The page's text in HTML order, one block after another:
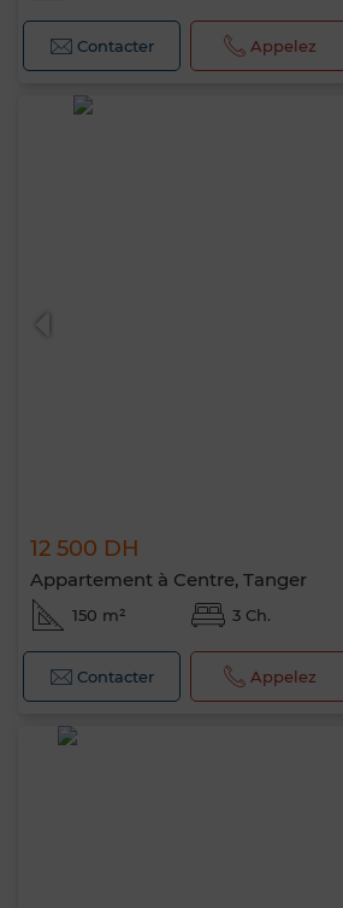
Contacter Appelez
12 500 DH
Appartement à Centre, Tanger
150 m² 3 Ch.
Contacter Appelez